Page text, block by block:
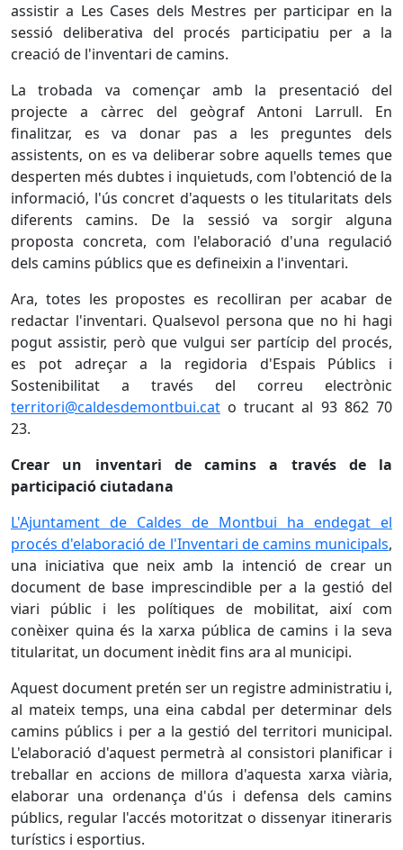
assistir a Les Cases dels Mestres per participar en la
sessió deliberativa del procés participatiu per a la
creació de l'inventari de camins.
La trobada va començar amb la presentació del
projecte a càrrec del geògraf Antoni Larrull. En
finalitzar, es va donar pas a les preguntes dels
assistents, on es va deliberar sobre aquells temes que
desperten més dubtes i inquietuds, com l'obtenció de la
informació, l'ús concret d'aquests o les titularitats dels
diferents camins. De la sessió va sorgir alguna
proposta concreta, com l'elaboració d'una regulació
dels camins públics que es defineixin a l'inventari.
Ara, totes les propostes es recolliran per acabar de
redactar l'inventari. Qualsevol persona que no hi hagi
pogut assistir, però que vulgui ser partícip del procés,
es pot adreçar a la regidoria d'Espais Públics i
Sostenibilitat a través del correu electrònic
territori@caldesdemontbui.cat o trucant al 93 862 70
23.
Crear un inventari de camins a través de la
participació ciutadana
L'Ajuntament de Caldes de Montbui ha endegat el
procés d'elaboració de l'Inventari de camins municipals,
una iniciativa que neix amb la intenció de crear un
document de base imprescindible per a la gestió del
viari públic i les polítiques de mobilitat, així com
conèixer quina és la xarxa pública de camins i la seva
titularitat, un document inèdit fins ara al municipi.
Aquest document pretén ser un registre administratiu i,
al mateix temps, una eina cabdal per determinar dels
camins públics i per a la gestió del territori municipal.
L'elaboració d'aquest permetrà al consistori planificar i
treballar en accions de millora d'aquesta xarxa viària,
elaborar una ordenança d'ús i defensa dels camins
públics, regular l'accés motoritzat o dissenyar itineraris
turístics i esportius.